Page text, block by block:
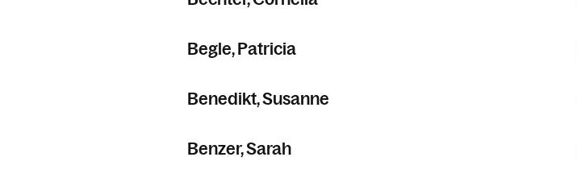
Begle, Patricia
Benedikt, Susanne
Benzer, Sarah